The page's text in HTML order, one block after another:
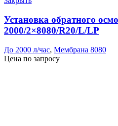
Установка обратного
2000/2×8080/R20/L/LP
До 2000 л/час, Мембрана 8080
Цена по запросу